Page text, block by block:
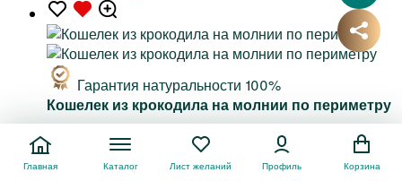
Гарантия натуральности 100%
Кошелек из крокодила на молнии по периметру
10 800 руб.
Сплит 2 700 руб.
Артикул:
kk-537
Главная Каталог Лист желаний Профиль Корзина